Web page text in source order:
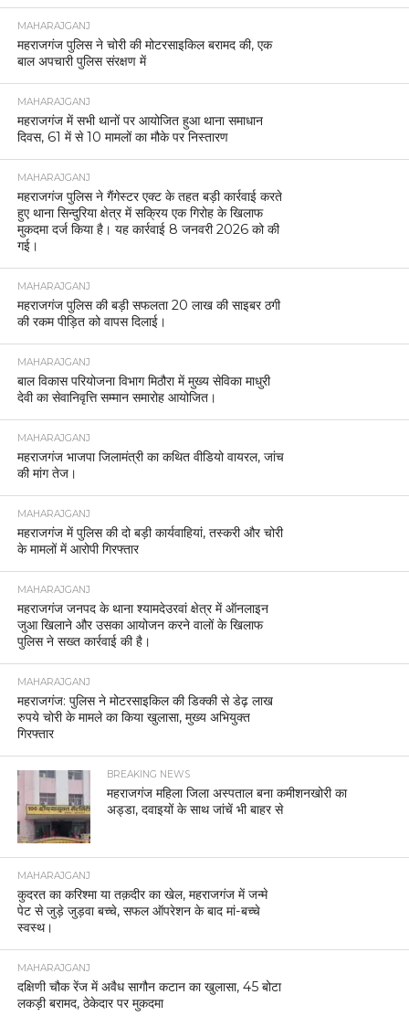
MAHARAJGANJ
महराजगंज पुलिस ने चोरी की मोटरसाइकिल बरामद की, एक
बाल अपचारी पुलिस संरक्षण में
MAHARAJGANJ
महराजगंज में सभी थानों पर आयोजित हुआ थाना समाधान
दिवस, 61 में से 10 मामलों का मौके पर निस्तारण
MAHARAJGANJ
महराजगंज पुलिस ने गैंगेस्टर एक्ट के तहत बड़ी कार्रवाई करते
हुए थाना सिन्दुरिया क्षेत्र में सक्रिय एक गिरोह के खिलाफ
मुकदमा दर्ज किया है। यह कार्रवाई 8 जनवरी 2026 को की
गई।
MAHARAJGANJ
महराजगंज पुलिस की बड़ी सफलता 20 लाख की साइबर ठगी
की रकम पीड़ित को वापस दिलाई।
MAHARAJGANJ
बाल विकास परियोजना विभाग मिठौरा में मुख्य सेविका माधुरी
देवी का सेवानिवृत्ति सम्मान समारोह आयोजित।
MAHARAJGANJ
महराजगंज भाजपा जिलामंत्री का कथित वीडियो वायरल, जांच
की मांग तेज।
MAHARAJGANJ
महराजगंज में पुलिस की दो बड़ी कार्यवाहियां, तस्करी और चोरी
के मामलों में आरोपी गिरफ्तार
MAHARAJGANJ
महराजगंज जनपद के थाना श्यामदेउरवां क्षेत्र में ऑनलाइन
जुआ खिलाने और उसका आयोजन करने वालों के खिलाफ
पुलिस ने सख्त कार्रवाई की है।
MAHARAJGANJ
महराजगंज: पुलिस ने मोटरसाइकिल की डिक्की से डेढ़ लाख
रुपये चोरी के मामले का किया खुलासा, मुख्य अभियुक्त
गिरफ्तार
BREAKING NEWS
महराजगंज महिला जिला अस्पताल बना कमीशनखोरी का
अड्डा, दवाइयों के साथ जांचें भी बाहर से
MAHARAJGANJ
कुदरत का करिश्मा या तक़दीर का खेल, महराजगंज में जन्मे
पेट से जुड़े जुड़वा बच्चे, सफल ऑपरेशन के बाद मां-बच्चे
स्वस्थ।
MAHARAJGANJ
दक्षिणी चौक रेंज में अवैध सागौन कटान का खुलासा, 45 बोटा
लकड़ी बरामद, ठेकेदार पर मुकदमा